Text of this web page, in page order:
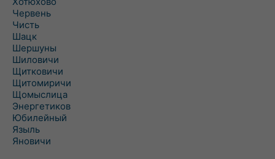
Червень
Чисть
Шацк
Шершуны
Шиловичи
Щитковичи
Щитомиричи
Щомыслица
Энергетиков
Юбилейный
Языль
Яновичи